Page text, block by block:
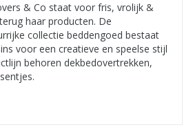
& Co staat voor fris, vrolijk &
haar producten. De
collectie beddengoed bestaat
voor een creatieve en speelse stijl
behoren dekbedovertrekken,